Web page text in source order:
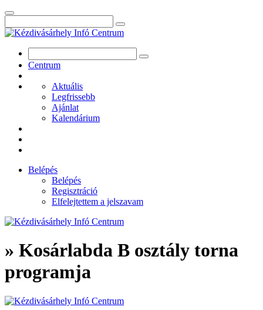
Centrum
Aktuális
Legfrissebb
Ajánlat
Kalendárium
Belépés
Belépés
Regisztráció
Elfelejtettem a jelszavam
» Kosárlabda B osztály torna
programja